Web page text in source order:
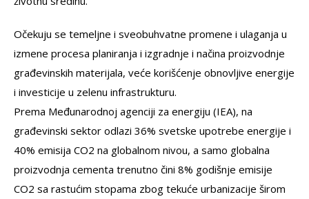
Očekuju se temeljne i sveobuhvatne promene i ulaganja u
izmene procesa planiranja i izgradnje i načina proizvodnje
građevinskih materijala, veće korišćenje obnovljive energije
i investicije u zelenu infrastrukturu.
Prema Međunarodnoj agenciji za energiju (IEA), na
građevinski sektor odlazi 36% svetske upotrebe energije i
40% emisija CO2 na globalnom nivou, a samo globalna
proizvodnja cementa trenutno čini 8% godišnje emisije
CO2 sa rastućim stopama zbog tekuće urbanizacije širom